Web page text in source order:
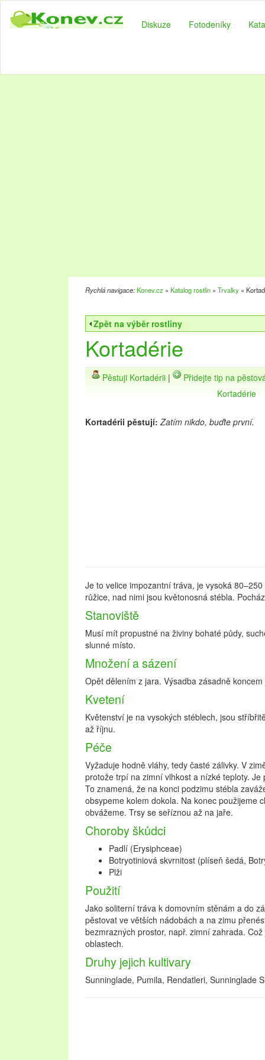
Diskuze Fotodeníky
Rychlá navigace:Konev.cz » Katalog rostlin » Trvalky »
Zpět na výběr rostliny
Kortadérie
Pěstuji Kortadérii|
Přidejte tip na
Kortadérie
Kortadérii pěstují: Zatím nikdo, buďte první.
Je to velice impozantní tráva, je vysoká
růžice, nad nimi jsou květonosná stébla.
Stanoviště
Musí mít propustné na živiny bohaté půdy,
slunné místo.
Množení a sázení
Opět dělením z jara. Výsadba zásadně koncem
Kvetení
Květenství je na vysokých stéblech, jsou
až říjnu.
Péče
Vyžaduje hodně vláhy, tedy časté zálivky. V
protože trpí na zimní vlhkost a nízké teploty.
To znamená, že na konci podzimu stébla
obsypeme kolem dokola. Na konec použijeme
obvážeme. Trsy se seříznou až na jaře.
Choroby škůdci
Padlí (Erysiphceae)
Botryotiniová skvrnitost (plíseň šedá,
Plži
Použití
Jako soliterní tráva k domovním stěnám a do
pěstovat ve větších nádobách a na zimu
bezmrazných prostor, např. zimní zahrada.
oblastech.
Druhy jejich kultivary
Sunninglade, Pumila, Rendatleri, Sunninglade